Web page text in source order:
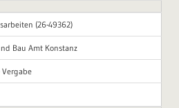
(26-49362)
Bau Amt Konstanz